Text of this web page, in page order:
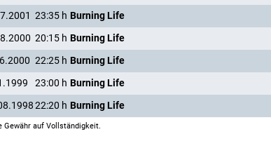
23:35 h Burning Life
20:15 h Burning Life
22:25 h Burning Life
23:00 h Burning Life
22:20 h Burning Life
Gewähr auf Vollständigkeit.